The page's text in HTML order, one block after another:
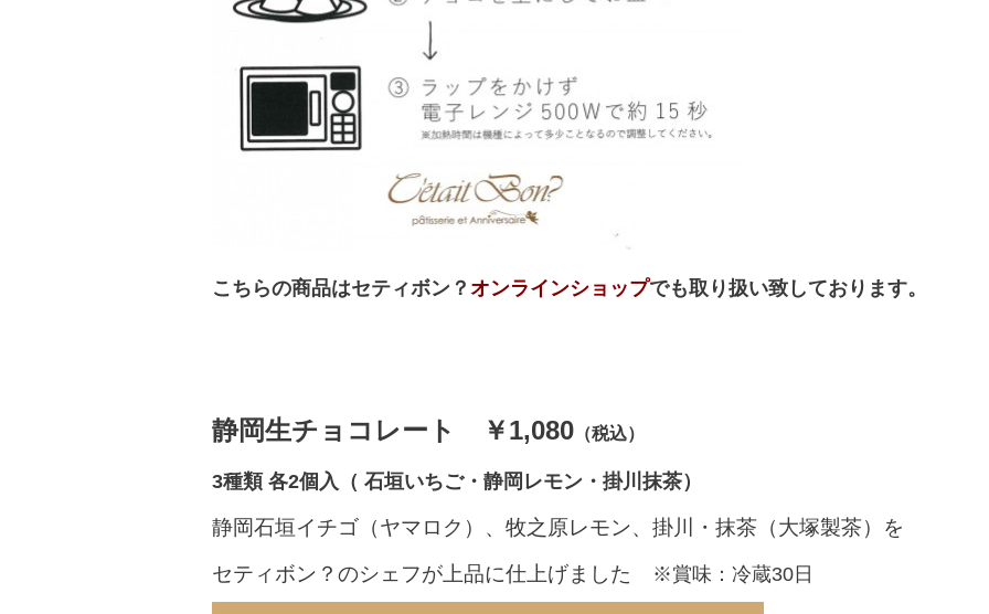
こちらの商品はセティボン？ オンラインショップでも取り扱い致しております。
静岡生チョコレート ￥1,080 （税込）
3種類 各2個入（ 石垣いちご・静岡レモン・掛川抹茶）
静岡石垣イチゴ（ヤマロク）、牧之原レモン、掛川・抹茶（大塚製茶）を
セティボン？のシェフが上品に仕上げました
※賞味：冷蔵30日